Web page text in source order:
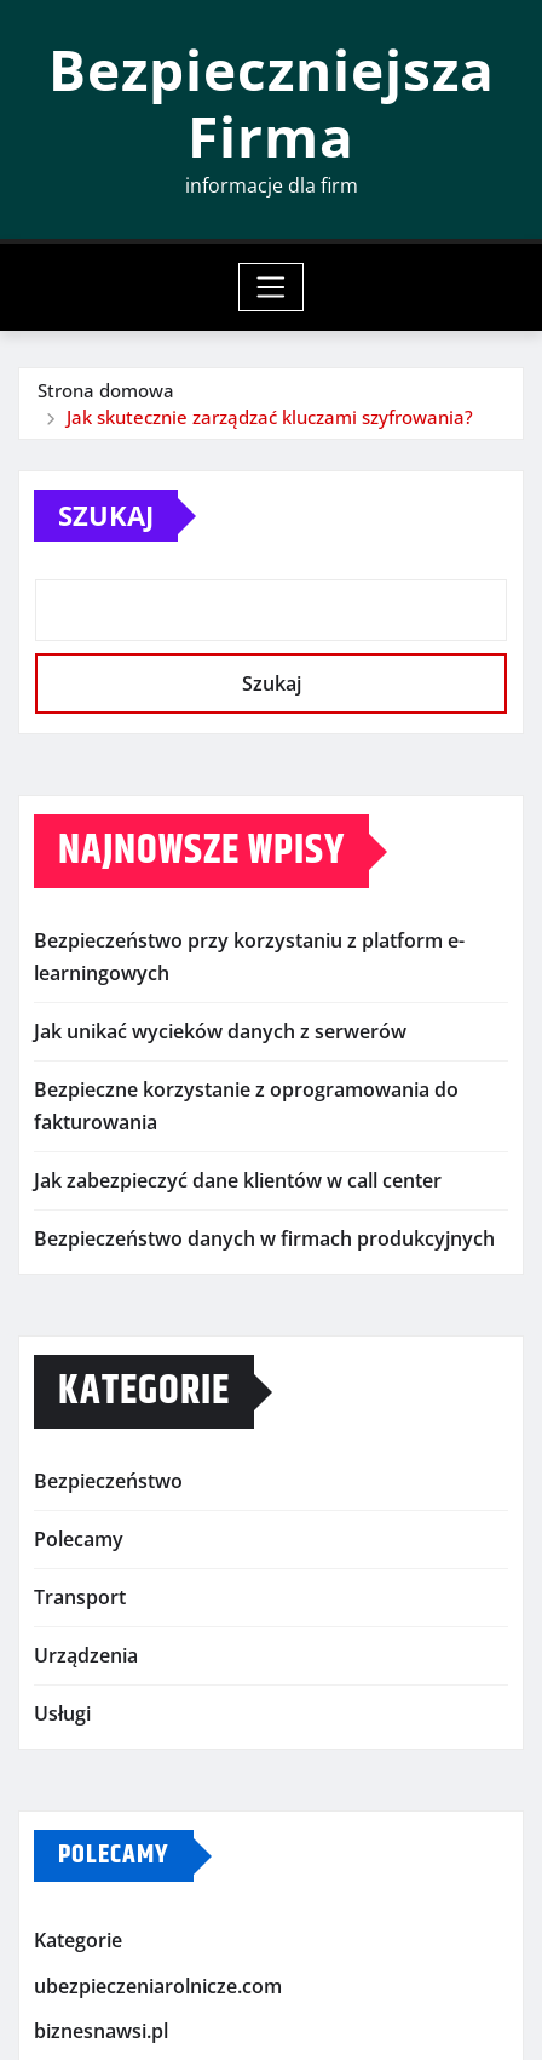
Bezpieczniejsza
Firma
informacje dla firm
Strona domowa
Jak skutecznie zarządzać kluczami szyfrowania?
SZUKAJ
Szukaj
NAJNOWSZE WPISY
Bezpieczeństwo przy korzystaniu z platform e-
learningowych
Jak unikać wycieków danych z serwerów
Bezpieczne korzystanie z oprogramowania do
fakturowania
Jak zabezpieczyć dane klientów w call center
Bezpieczeństwo danych w firmach produkcyjnych
KATEGORIE
Bezpieczeństwo
Polecamy
Transport
Urządzenia
Usługi
POLECAMY
Kategorie
ubezpieczeniarolnicze.com
biznesnawsi.pl